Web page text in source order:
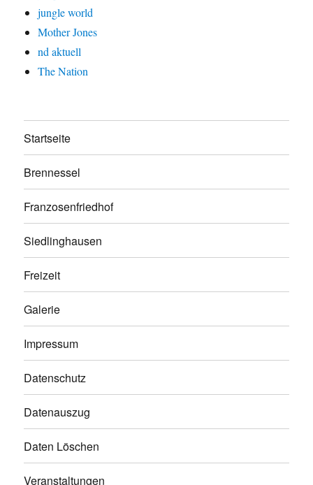
jungle world
Mother Jones
nd aktuell
The Nation
Startseite
Brennessel
Franzosenfriedhof
Siedlinghausen
Freizeit
Galerie
Impressum
Datenschutz
Datenauszug
Daten Löschen
Veranstaltungen